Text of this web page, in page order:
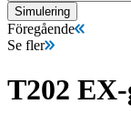
Simulering
Föregående
Se fler
T202